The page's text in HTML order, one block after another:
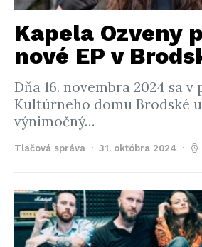
Kapela Ozveny
nové EP v
Dňa 16. novembra 2024 sa
Kultúrneho domu Brodské
výnimočný…
Tlačová správa 31. októbra 2024